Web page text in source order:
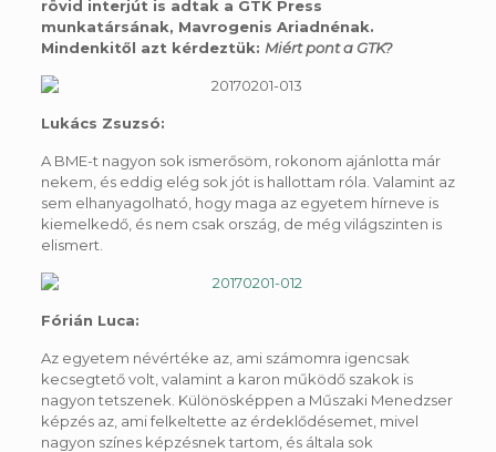
rövid interjút is adtak a GTK Press
munkatársának, Mavrogenis Ariadnénak.
Mindenkitől azt kérdeztük: Miért pont a GTK?
Lukács Zsuzsó:
A BME-t nagyon sok ismerősöm, rokonom ajánlotta már
nekem, és eddig elég sok jót is hallottam róla. Valamint az
sem elhanyagolható, hogy maga az egyetem hírneve is
kiemelkedő, és nem csak ország, de még világszinten is
elismert.
Fórián Luca:
Az egyetem névértéke az, ami számomra igencsak
kecsegtető volt, valamint a karon működő szakok is
nagyon tetszenek. Különösképpen a Műszaki Menedzser
képzés az, ami felkeltette az érdeklődésemet, mivel
nagyon színes képzésnek tartom, és általa sok